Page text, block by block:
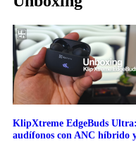
KlipXtreme EdgeBuds
audífonos con ANC híbrido